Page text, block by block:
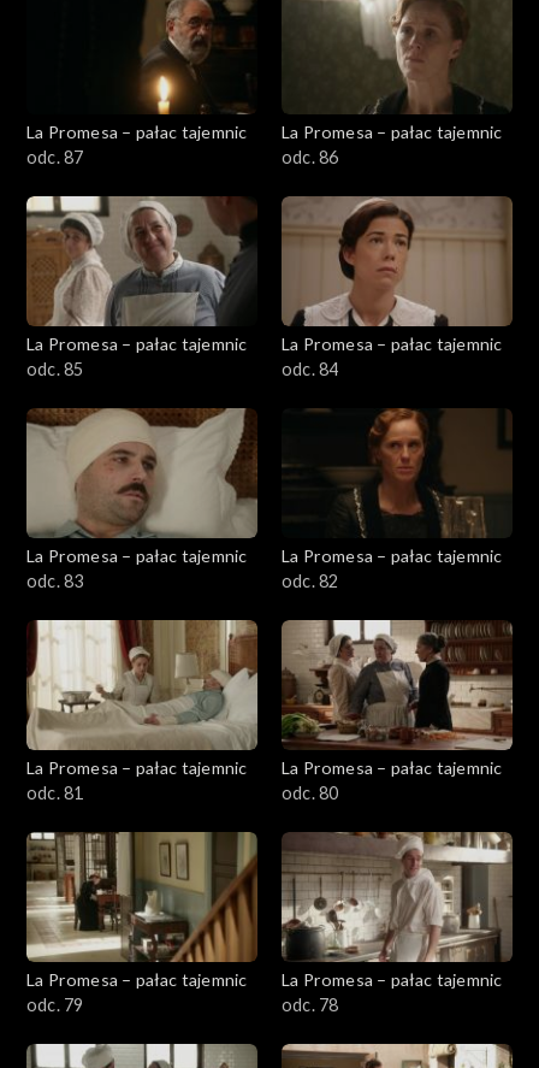
La Promesa – pałac tajemnic
odc. 87
La Promesa – pałac tajemnic
odc. 86
La Promesa – pałac tajemnic
odc. 85
La Promesa – pałac tajemnic
odc. 84
La Promesa – pałac tajemnic
odc. 83
La Promesa – pałac tajemnic
odc. 82
La Promesa – pałac tajemnic
odc. 81
La Promesa – pałac tajemnic
odc. 80
La Promesa – pałac tajemnic
odc. 79
La Promesa – pałac tajemnic
odc. 78